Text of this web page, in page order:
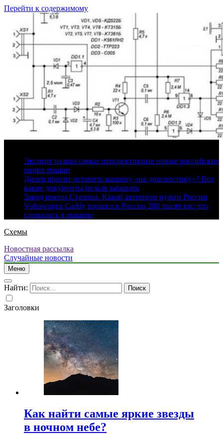
Перейти к содержимому
Эксперт назвал самые перспективные новые российские
марки машин
Дилер просит оставить машину «на диагностику»? Вот
какие документы нельзя забывать
Завод имени Сталина. Какой автопром нужен России
Volkswagen Caddy прошел в России 280 тысяч км: что
сломалось в машине
Схемы
Новостная рассылка
Случайные новости
Меню
Найти:
Заголовки
Как найти самые яркие звезды
в ночном небе?